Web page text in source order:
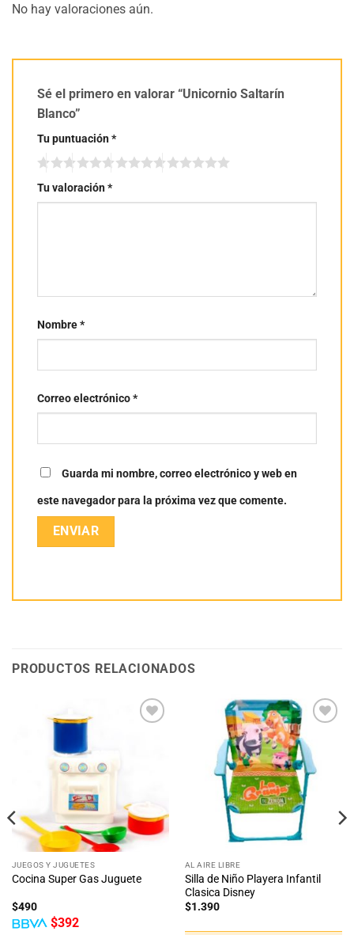
No hay valoraciones aún.
Sé el primero en valorar “Unicornio Saltarín
Blanco”
Tu puntuación*
Tu valoración*
Nombre*
Correo electrónico*
Guarda mi nombre, correo electrónico y web en
este navegador para la próxima vez que comente.
PRODUCTOS RELACIONADOS
JUEGOS Y JUGUETES
Cocina Super Gas Juguete
$490
$392
lista
de
deseos
AL AIRE LIBRE
Silla de Niño Playera Infantil
Clasica Disney
$1.390